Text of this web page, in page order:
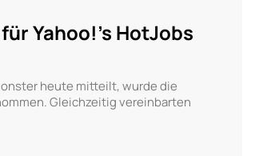
Yahoo!’s HotJobs
heute mitteilt, wurde die
Gleichzeitig vereinbarten